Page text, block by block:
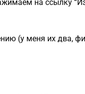
на ссылку
(у меня их два,